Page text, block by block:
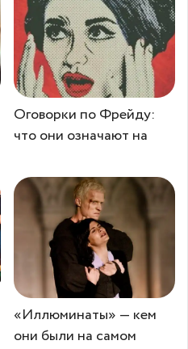
Оговорки по Фрейду:
что они означают на
«Иллюминаты» — кем
они были на самом